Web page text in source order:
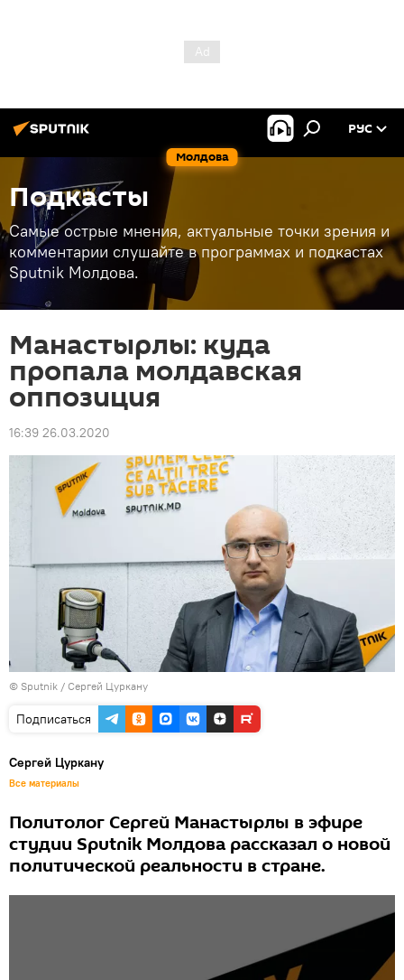
Молдова
РУС
Подкасты
Самые острые мнения, актуальные точки зрения и
комментарии слушайте в программах и подкастах
Sputnik Молдова.
Манастырлы: куда
пропала молдавская
оппозиция
16:39 26.03.2020
© Sputnik / Сергей Цуркану
Подписаться
Сергей Цуркану
Все материалы
Политолог Сергей Манастырлы в эфире
студии Sputnik Молдова рассказал о новой
политической реальности в стране.